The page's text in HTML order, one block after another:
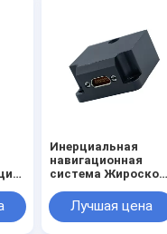
Инерциальная
навигационная
система Жироскоп
оптический датчик
Стабильное
Лучшая цена